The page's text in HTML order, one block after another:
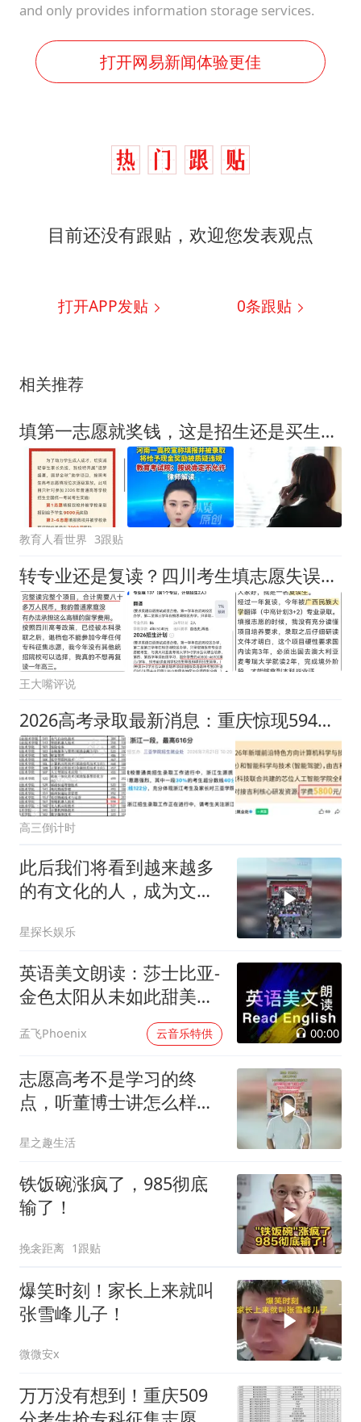
and only provides information storage services.
打开网易新闻体验更佳
目前还没有跟贴，欢迎您发表观点
打开APP发贴 0条跟贴
相关推荐
填第一志愿就奖钱，这是招生还是买生源？河南一高校被考试院点名，三年前那所更离谱
教育人看世界 3跟贴
转专业还是复读？四川考生填志愿失误，被广西民大中外合作录取，5年80万费用无力承担！
王大嘴评说
2026高考录取最新消息：重庆惊现594高分考生投档专科！太疯狂了
高三倒计时
此后我们将看到越来越多
的有文化的人，成为文化
星探长娱乐
英语美文朗读：莎士比亚-
金色太阳从未如此甜美吻
孟飞Phoenix 云音乐特供 00:00
志愿高考不是学习的终
点，听董博士讲怎么样对
星之趣生活
铁饭碗涨疯了，985彻底
输了！
挽衾距离 1跟贴
爆笑时刻！家长上来就叫
张雪峰儿子！
微微安x
万万没有想到！重庆509